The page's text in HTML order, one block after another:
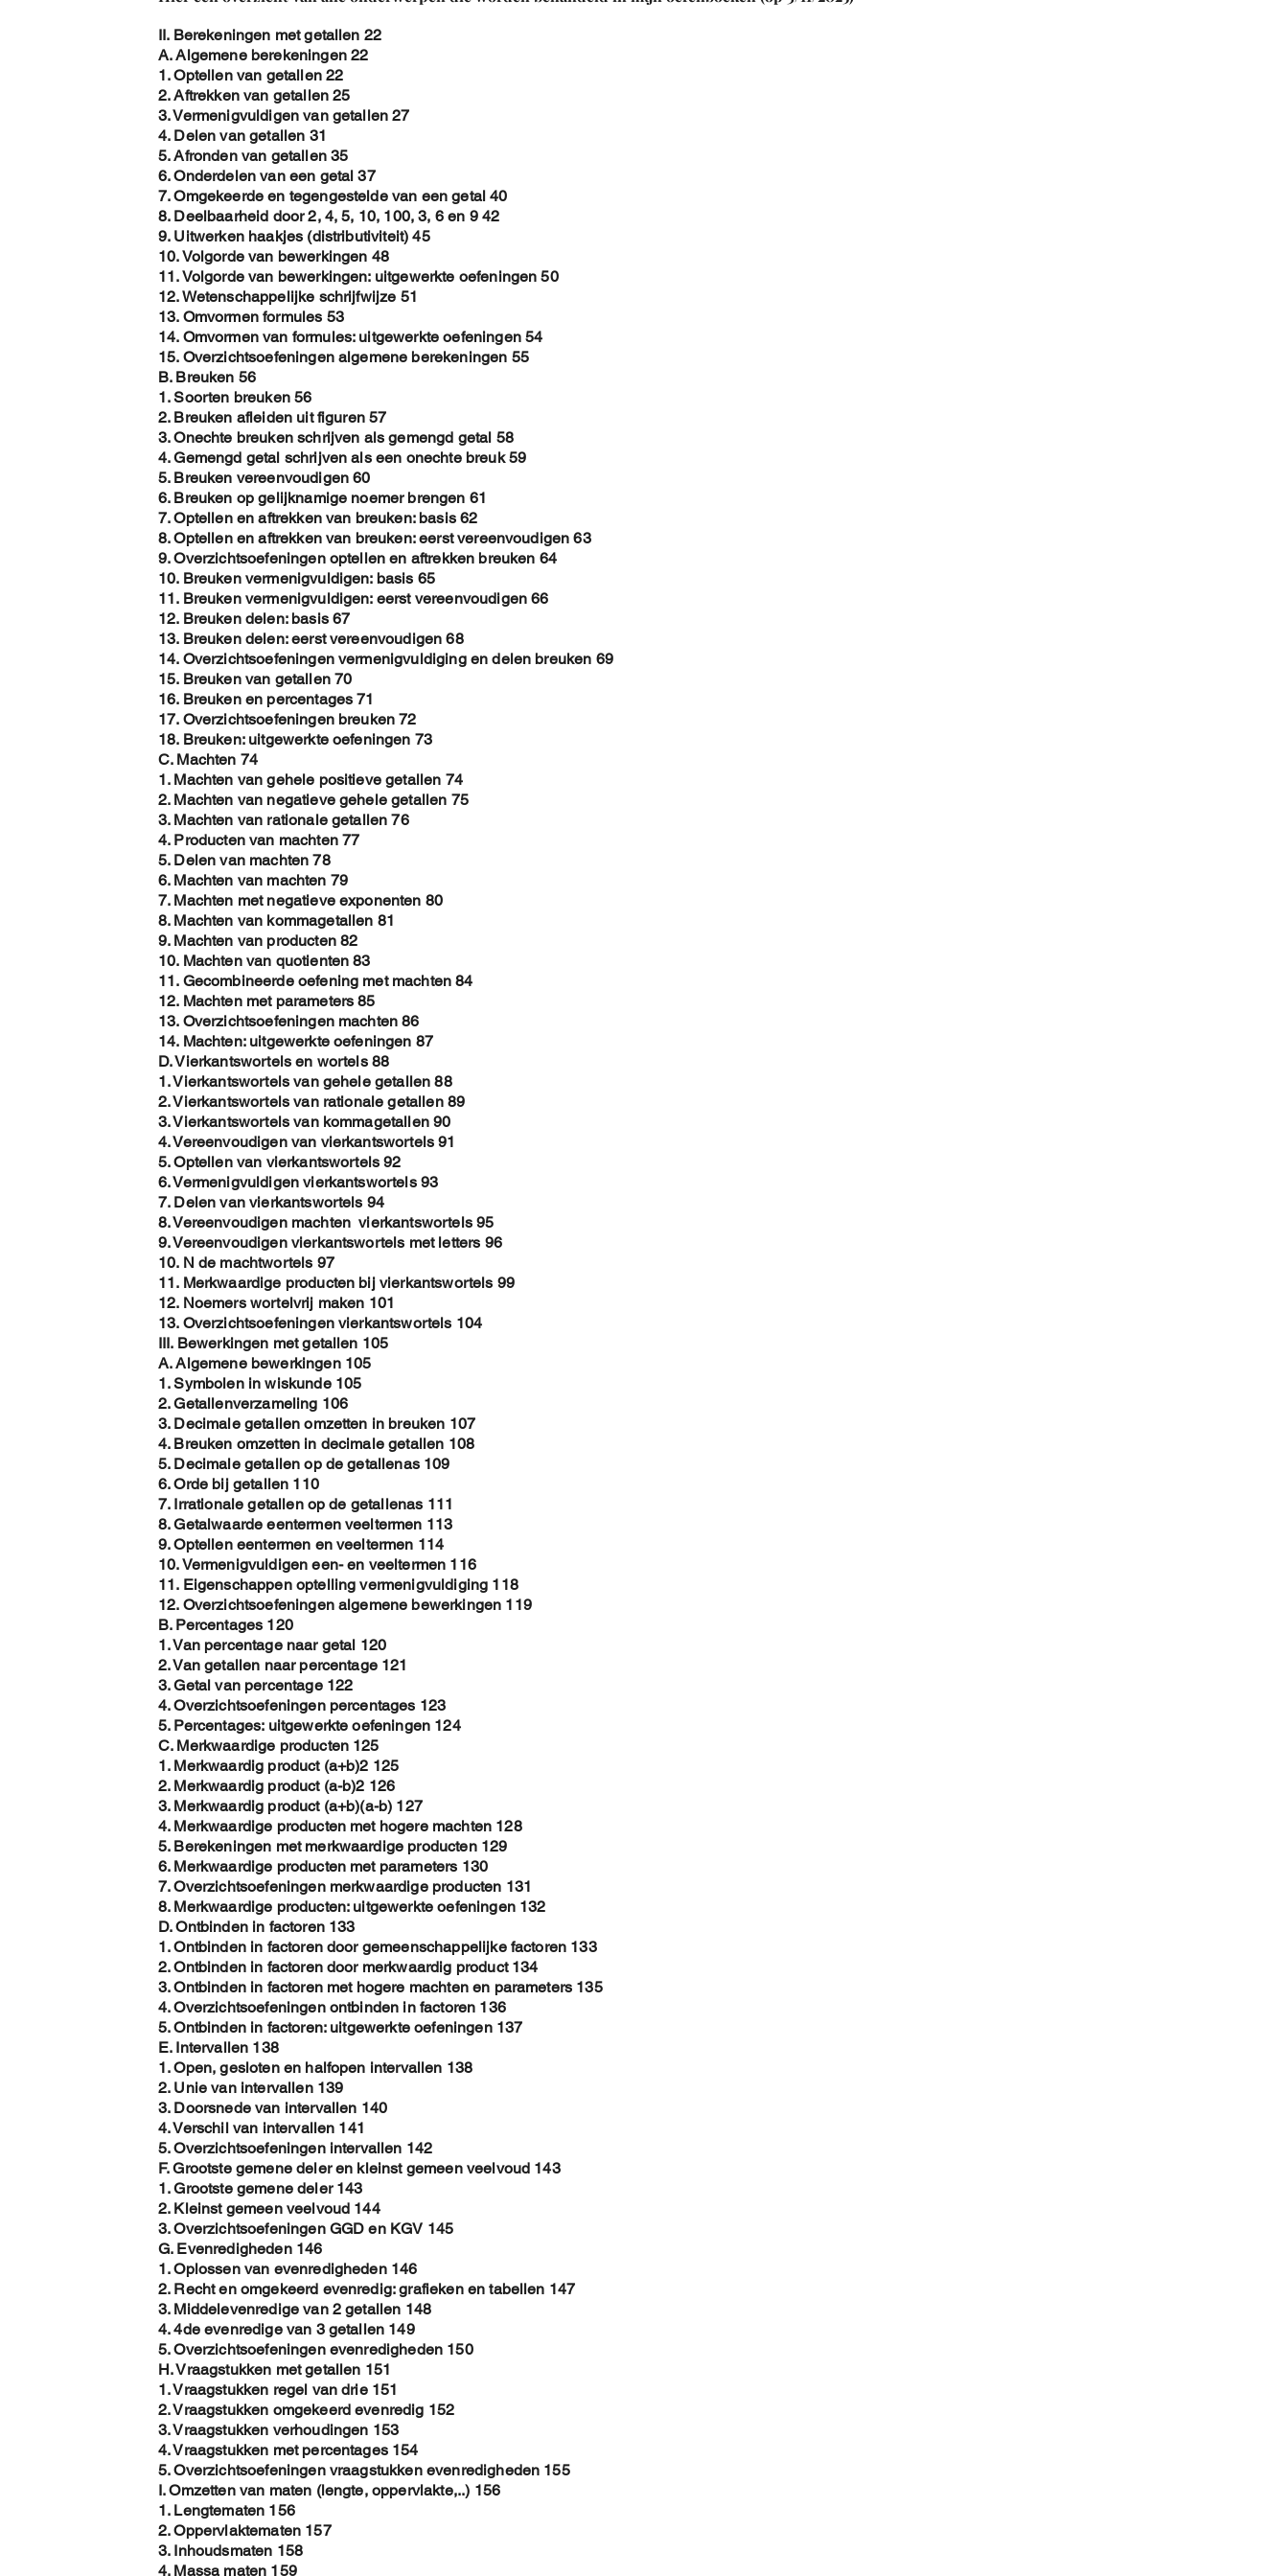
D. Vlakke Figuren
II. Berekeningen met getallen 22
A. Algemene berekeningen 22
1. Optellen van getallen 22
2. Aftrekken van getallen 25
3. Vermenigvuldigen van getallen 27
4. Delen van getallen 31
5. Afronden van getallen 35
6. Onderdelen van een getal 37
7. Omgekeerde en tegengestelde van een getal 40
8. Deelbaarheid door 2, 4, 5, 10, 100, 3, 6 en 9 42
9. Uitwerken haakjes (distributiviteit) 45
10. Volgorde van bewerkingen 48
11. Volgorde van bewerkingen: uitgewerkte oefeningen 50
12. Wetenschappelijke schrijfwijze 51
13. Omvormen formules 53
14. Omvormen van formules: uitgewerkte oefeningen 54
15. Overzichtsoefeningen algemene berekeningen 55
B. Breuken 56
1. Soorten breuken 56
2. Breuken afleiden uit figuren 57
3. Onechte breuken schrijven als gemengd getal 58
4. Gemengd getal schrijven als een onechte breuk 59
5. Breuken vereenvoudigen 60
6. Breuken op gelijknamige noemer brengen 61
7. Optellen en aftrekken van breuken: basis 62
8. Optellen en aftrekken van breuken: eerst vereenvoudigen 63
9. Overzichtsoefeningen optellen en aftrekken breuken 64
10. Breuken vermenigvuldigen: basis 65
11. Breuken vermenigvuldigen: eerst vereenvoudigen 66
12. Breuken delen: basis 67
13. Breuken delen: eerst vereenvoudigen 68
14. Overzichtsoefeningen vermenigvuldiging en delen breuken 69
15. Breuken van getallen 70
16. Breuken en percentages 71
17. Overzichtsoefeningen breuken 72
18. Breuken: uitgewerkte oefeningen 73
C. Machten 74
1. Machten van gehele positieve getallen 74
2. Machten van negatieve gehele getallen 75
3. Machten van rationale getallen 76
4. Producten van machten 77
5. Delen van machten 78
6. Machten van machten 79
7. Machten met negatieve exponenten 80
8. Machten van kommagetallen 81
9. Machten van producten 82
10. Machten van quotienten 83
11. Gecombineerde oefening met machten 84
12. Machten met parameters 85
13. Overzichtsoefeningen machten 86
14. Machten: uitgewerkte oefeningen 87
D. Vierkantswortels en wortels 88
1. Vierkantswortels van gehele getallen 88
2. Vierkantswortels van rationale getallen 89
3. Vierkantswortels van kommagetallen 90
4. Vereenvoudigen van vierkantswortels 91
5. Optellen van vierkantswortels 92
6. Vermenigvuldigen vierkantswortels 93
7. Delen van vierkantswortels 94
8. Vereenvoudigen machten vierkantswortels 95
9. Vereenvoudigen vierkantswortels met letters 96
10. N de machtwortels 97
11. Merkwaardige producten bij vierkantswortels 99
12. Noemers wortelvrij maken 101
13. Overzichtsoefeningen vierkantswortels 104
III. Bewerkingen met getallen 105
A. Algemene bewerkingen 105
1. Symbolen in wiskunde 105
2. Getallenverzameling 106
3. Decimale getallen omzetten in breuken 107
4. Breuken omzetten in decimale getallen 108
5. Decimale getallen op de getallenas 109
6. Orde bij getallen 110
7. Irrationale getallen op de getallenas 111
8. Getalwaarde eentermen veeltermen 113
9. Optellen eentermen en veeltermen 114
10. Vermenigvuldigen een- en veeltermen 116
11. Eigenschappen optelling vermenigvuldiging 118
12. Overzichtsoefeningen algemene bewerkingen 119
B. Percentages 120
1. Van percentage naar getal 120
2. Van getallen naar percentage 121
3. Getal van percentage 122
4. Overzichtsoefeningen percentages 123
5. Percentages: uitgewerkte oefeningen 124
C. Merkwaardige producten 125
1. Merkwaardig product (a+b)2 125
2. Merkwaardig product (a-b)2 126
3. Merkwaardig product (a+b)(a-b) 127
4. Merkwaardige producten met hogere machten 128
5. Berekeningen met merkwaardige producten 129
6. Merkwaardige producten met parameters 130
7. Overzichtsoefeningen merkwaardige producten 131
8. Merkwaardige producten: uitgewerkte oefeningen 132
D. Ontbinden in factoren 133
1. Ontbinden in factoren door gemeenschappelijke factoren 133
2. Ontbinden in factoren door merkwaardig product 134
3. Ontbinden in factoren met hogere machten en parameters 135
4. Overzichtsoefeningen ontbinden in factoren 136
5. Ontbinden in factoren: uitgewerkte oefeningen 137
E. Intervallen 138
1. Open, gesloten en halfopen intervallen 138
2. Unie van intervallen 139
3. Doorsnede van intervallen 140
4. Verschil van intervallen 141
5. Overzichtsoefeningen intervallen 142
F. Grootste gemene deler en kleinst gemeen veelvoud 143
1. Grootste gemene deler 143
2. Kleinst gemeen veelvoud 144
3. Overzichtsoefeningen GGD en KGV 145
G. Evenredigheden 146
1. Oplossen van evenredigheden 146
2. Recht en omgekeerd evenredig: grafieken en tabellen 147
3. Middelevenredige van 2 getallen 148
4. 4de evenredige van 3 getallen 149
5. Overzichtsoefeningen evenredigheden 150
H. Vraagstukken met getallen 151
1. Vraagstukken regel van drie 151
2. Vraagstukken omgekeerd evenredig 152
3. Vraagstukken verhoudingen 153
4. Vraagstukken met percentages 154
5. Overzichtsoefeningen vraagstukken evenredigheden 155
I. Omzetten van maten (lengte, oppervlakte,..) 156
1. Lengtematen 156
2. Oppervlaktematen 157
3. Inhoudsmaten 158
4. Massa maten 159